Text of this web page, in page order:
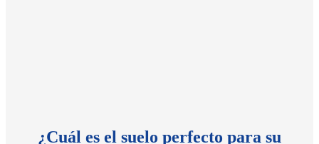
¿Cuál es el suelo perfecto para su